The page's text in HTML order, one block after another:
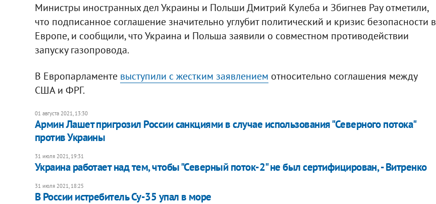
Министры иностранных дел Украины и Польши Дмитрий Кулеба и Збигнев Рау отметили,
что подписанное соглашение значительно углубит политический и кризис безопасности в
Европе, и сообщили, что Украина и Польша заявили о совместном противодействии
запуску газопровода.
В Европарламенте выступили с жестким заявлением относительно соглашения между
США и ФРГ.
01 августа 2021, 13:30
Армин Лашет пригрозил России санкциями в случае использования "Северного потока"
против Украины
31 июля 2021, 19:31
Украина работает над тем, чтобы "Северный поток-2" не был сертифицирован, - Витренко
31 июля 2021, 18:25
В России истребитель Су-35 упал в море